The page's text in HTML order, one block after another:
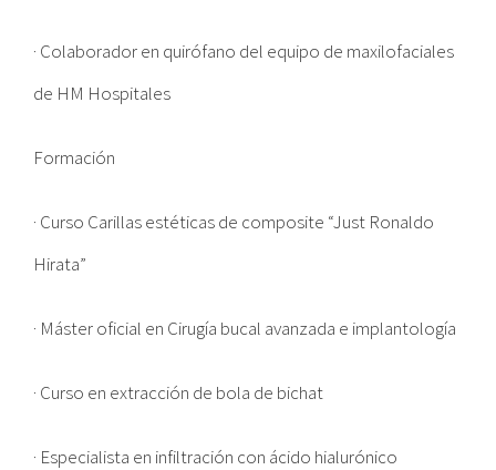
· Colaborador en quirófano del equipo de maxilofaciales
de HM Hospitales
Formación
· Curso Carillas estéticas de composite “Just Ronaldo
Hirata”
· Máster oficial en Cirugía bucal avanzada e implantología
· Curso en extracción de bola de bichat
· Especialista en infiltración con ácido hialurónico